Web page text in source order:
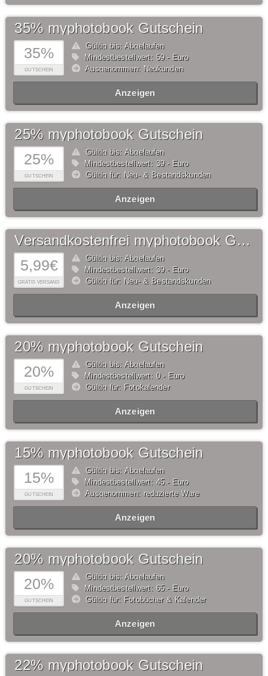
35%
GUTSCHEIN
35% myphotobook Gutschein
Gültig bis: Abgelaufen
Mindestbestellwert: 59,- Euro
Ausgenommen: Neukunden
Anzeigen
25%
GUTSCHEIN
25% myphotobook Gutschein
Gültig bis: Abgelaufen
Mindestbestellwert: 39,- Euro
Gültig für: Neu- & Bestandskunden
Anzeigen
5,99€
GRATIS VERSAND
Versandkostenfrei myphotobook Gutschein
Gültig bis: Abgelaufen
Mindestbestellwert: 39,- Euro
Gültig für: Neu- & Bestandskunden
Anzeigen
20%
GUTSCHEIN
20% myphotobook Gutschein
Gültig bis: Abgelaufen
Mindestbestellwert: 0,- Euro
Gültig für: Fotokalender
Anzeigen
15%
GUTSCHEIN
15% myphotobook Gutschein
Gültig bis: Abgelaufen
Mindestbestellwert: 45,- Euro
Ausgenommen: reduzierte Ware
Anzeigen
20%
GUTSCHEIN
20% myphotobook Gutschein
Gültig bis: Abgelaufen
Mindestbestellwert: 65,- Euro
Gültig für: Fotobücher & Kalender
Anzeigen
22% myphotobook Gutschein